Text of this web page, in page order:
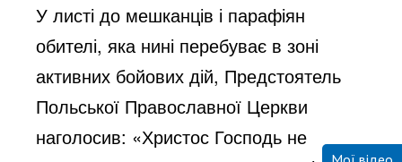
У листі до мешканців і парафіян
обителі, яка нині перебуває в зоні
активних бойових дій, Предстоятель
Польської Православної Церкви
наголосив: «Христос Господь не